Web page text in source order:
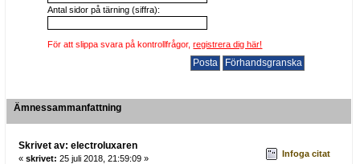
Antal sidor på tärning (siffra):
För att slippa svara på kontrollfrågor,registrera dig här!
Ämnessammanfattning
Skrivet av: electroluxaren
« skrivet: 25 juli 2018, 21:59:09 » Infoga citat